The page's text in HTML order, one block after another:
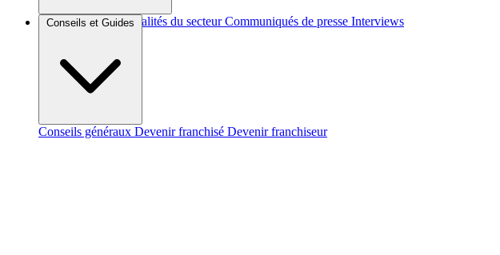
Brèves et actus Actualités du secteur Communiqués de presse Interviews
Conseils et Guides
Conseils généraux Devenir franchisé Devenir franchiseur